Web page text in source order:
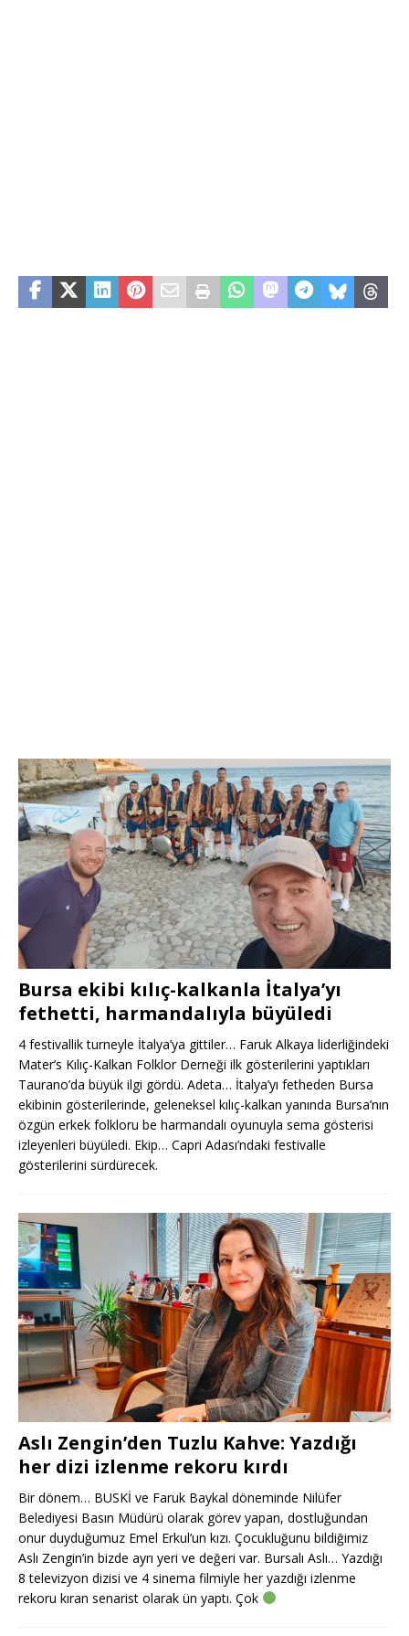
Bursa ekibi kılıç-kalkanla İtalya’yı
fethetti, harmandalıyla büyüledi
4 festivallik turneyle İtalya’ya gittiler… Faruk Alkaya liderliğindeki
Mater’s Kılıç-Kalkan Folklor Derneği ilk gösterilerini yaptıkları
Taurano’da büyük ilgi gördü. Adeta… İtalya’yı fetheden Bursa
ekibinin gösterilerinde, geleneksel kılıç-kalkan yanında Bursa’nın
özgün erkek folkloru be harmandalı oyunuyla sema gösterisi
izleyenleri büyüledi. Ekip… Capri Adası’ndaki festivalle
gösterilerini sürdürecek.
Aslı Zengin’den Tuzlu Kahve: Yazdığı
her dizi izlenme rekoru kırdı
Bir dönem… BUSKİ ve Faruk Baykal döneminde Nilüfer
Belediyesi Basın Müdürü olarak görev yapan, dostluğundan
onur duyduğumuz Emel Erkul’un kızı. Çocukluğunu bildiğimiz
Aslı Zengin’in bizde ayrı yeri ve değeri var. Bursalı Aslı… Yazdığı
8 televizyon dizisi ve 4 sinema filmiyle her yazdığı izlenme
rekoru kıran senarist olarak ün yaptı. Çok